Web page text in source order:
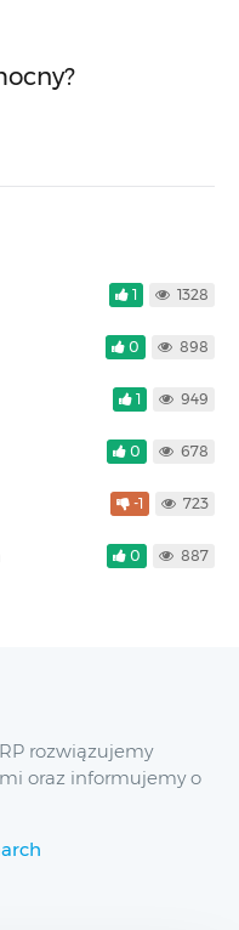
1 1328
0 898
1 949
0 678
-1 723
0 887
rozwiązujemy
oraz informujemy o